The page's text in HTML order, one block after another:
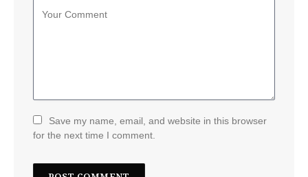
Save my name, email, and website in this browser
for the next time I comment.